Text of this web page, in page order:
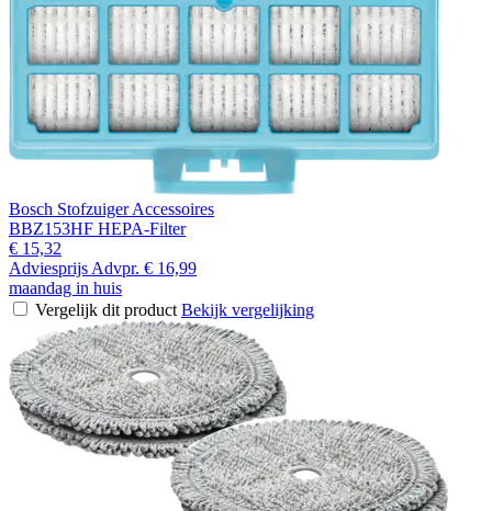
Bosch Stofzuiger Accessoires
BBZ153HF HEPA-Filter
€ 15,32
Adviesprijs Advpr. € 16,99
maandag in huis
Vergelijk dit product Bekijk vergelijking